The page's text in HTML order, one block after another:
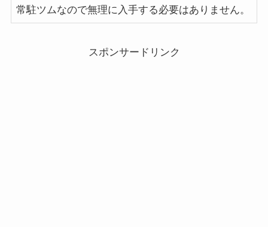
常駐ツムなので無理に入手する必要はありません。
スポンサードリンク